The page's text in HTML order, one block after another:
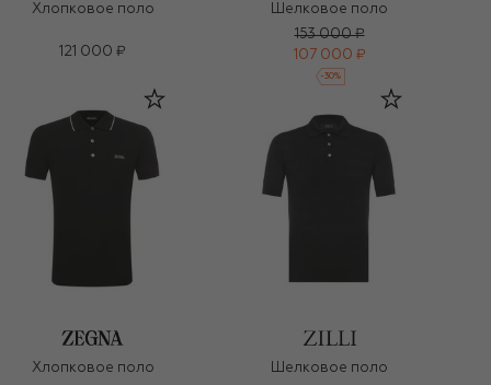
Хлопковое поло
121 000 ₽
Шелковое поло
153 000 ₽
107 000 ₽
-30%
Хлопковое поло
Шелковое поло